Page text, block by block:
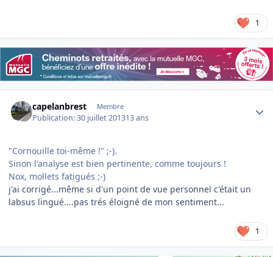
1
capelanbrest Membre
Publication:30 juillet 201313 ans
"Cornouille toi-même !" ;-).
Sinon l'analyse est bien pertinente, comme toujours !
Nox, mollets fatigués ;-)
j'ai corrigé...même si d'un point de vue personnel c'était un
labsus lingué....pas trés éloigné de mon sentiment...
1